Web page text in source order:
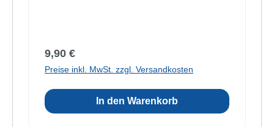
Regulärer Preis:
9,90 €
Preise inkl. MwSt. zzgl. Versandkosten
In den Warenkorb